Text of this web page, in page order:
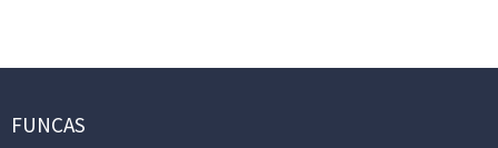
FUNCAS